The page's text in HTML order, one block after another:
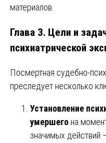
материалов.
Глава 3. Цели и
психиатрической
Посмертная судебно-
преследует несколько
Установление
умершего на
значимых действий